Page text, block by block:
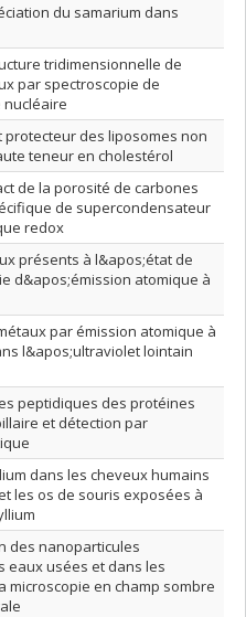
du samarium dans
tridimensionnelle de
par spectroscopie de
protecteur des liposomes non
teneur en cholestérol
de la porosité de carbones
de supercondensateur
redox
présents à l&apos;état de
d&apos;émission atomique à
par émission atomique à
l&apos;ultraviolet lointain
peptidiques des protéines
et détection par
dans les cheveux humains
les os de souris exposées à
des nanoparticules
eaux usées et dans les
microscopie en champ sombre